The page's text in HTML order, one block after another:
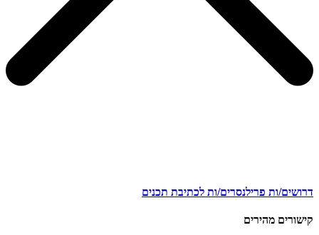
דרושים/ות פרילנסרים/ות לכתיבת תכנים
קישורים מהירים